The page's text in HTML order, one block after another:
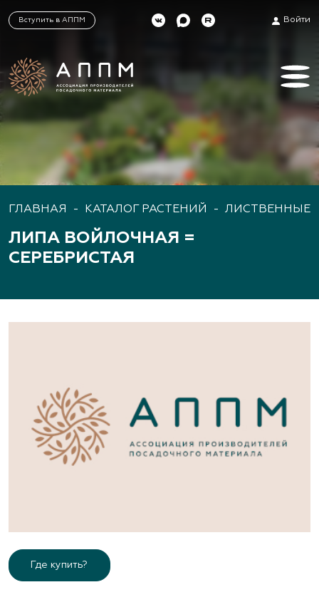
Вступить в АППМ Войти
ГЛАВНАЯ - КАТАЛОГ РАСТЕНИЙ - ЛИСТВЕННЫЕ
ЛИПА ВОЙЛОЧНАЯ =
СЕРЕБРИСТАЯ
Где купить?